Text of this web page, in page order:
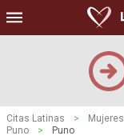
Citas Latinas > Mujeres
Puno
> Puno